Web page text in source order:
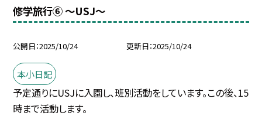
修学旅行⑥ ～USJ～
公開日 2025/10/24 更新日 2025/10/24
本小日記
予定通りにUSJに入園し、班別活動をしています。この後、15
時まで活動します。